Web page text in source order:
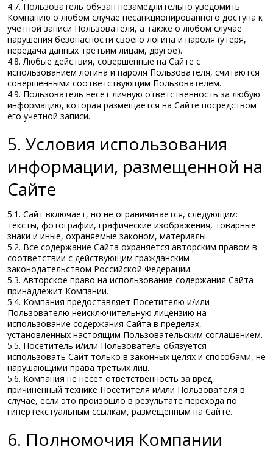
4.7. Пользователь обязан незамедлительно уведомить
Компанию о любом случае несанкционированного доступа к
учетной записи Пользователя, а также о любом случае
нарушения безопасности своего логина и пароля (утеря,
передача данных третьим лицам, другое).
4.8. Любые действия, совершенные на Сайте с
использованием логина и пароля Пользователя, считаются
совершенными соответствующим Пользователем.
4.9. Пользователь несет личную ответственность за любую
информацию, которая размещается на Сайте посредством
его учетной записи.
5. Условия использования
информации, размещенной на
Сайте
5.1. Сайт включает, но не ограничивается, следующим:
тексты, фотографии, графические изображения, товарные
знаки и иные, охраняемые законом, материалы.
5.2. Все содержание Сайта охраняется авторским правом в
соответствии с действующим гражданским
законодательством Российской Федерации.
5.3. Авторское право на использование содержания Сайта
принадлежит Компании.
5.4. Компания предоставляет Посетителю и/или
Пользователю неисключительную лицензию на
использование содержания Сайта в пределах,
установленных настоящим Пользовательским соглашением.
5.5. Посетитель и/или Пользователь обязуется
использовать Сайт только в законных целях и способами, не
нарушающими права третьих лиц.
5.6. Компания не несет ответственность за вред,
причиненный технике Посетителя и/или Пользователя в
случае, если это произошло в результате перехода по
гипертекстуальным ссылкам, размещенным на Сайте.
6. Полномочия Компании